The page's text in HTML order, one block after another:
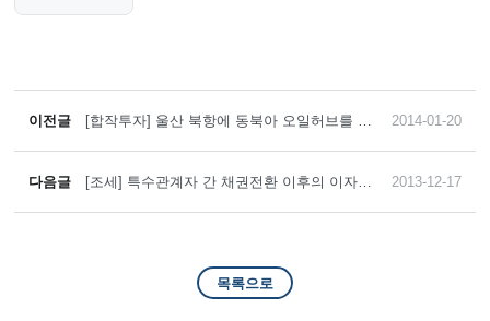
이전글
[합작투자] 울산 북항에 동북아 오일허브를 구
합작투자계약 체결협상과정에서 한국석유공
사를 대리함
2014-01-20
다음글
[조세] 특수관계자 간 채권전환 이후의 이자율
어 부당행위계산부인 및 지급이자손금불산입
2013-12-17
목록으로